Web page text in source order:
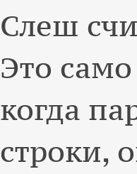
Слеш
Это
когда
строки,